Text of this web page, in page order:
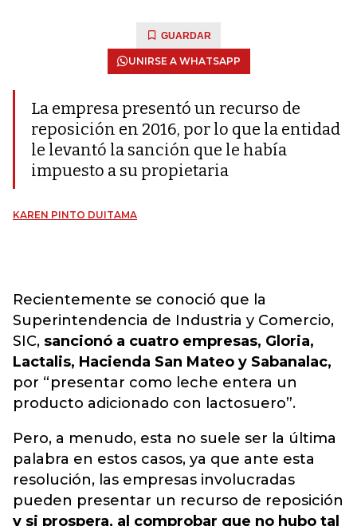
GUARDAR
UNIRSE A WHATSAPP
La empresa presentó un recurso de
reposición en 2016, por lo que la entidad
le levantó la sanción que le había
impuesto a su propietaria
KAREN PINTO DUITAMA
Recientemente se conoció que la
Superintendencia de Industria y Comercio,
SIC, sancionó a cuatro empresas, Gloria,
Lactalis, Hacienda San Mateo y Sabanalac,
por “presentar como leche entera un
producto adicionado con lactosuero”.
Pero, a menudo, esta no suele ser la última
palabra en estos casos, ya que ante esta
resolución, las empresas involucradas
pueden presentar un recurso de reposición
y si prospera, al comprobar que no hubo tal